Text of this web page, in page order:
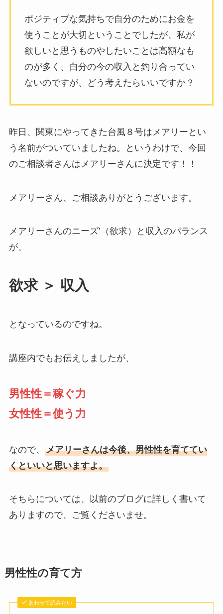
ポジティブな気持ちで自分のためにお金を
使うことが大切ということでしたが、私が
欲しいと思うものやしたいことは高額なも
のが多く、自分の今の収入と釣り合ってい
ないのですが、どう考えたらいいですか？
昨日、関東にやってきた台風８号はメアリーとい
う名前がついていましたね。というわけで、今回
のご相談者さんはメアリーさんに決定です！！
メアリーさん、ご相談ありがとうございます。
メアリーさんのニーズ’（欲求）と収入のバランス
が、
欲求 ＞ 収入
となっているのですね。
講座内でもお伝えしましたが、
男性性＝稼ぐ力
女性性＝使う力
なので、 メアリーさんは今後、男性性を育ててい
くといいと思いますよ。
そちらについては、以前のブログに詳しく書いて
ありますので、ご覧くださいませ。
男性性の育て方
あわせて読みたい